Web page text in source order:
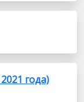
года)